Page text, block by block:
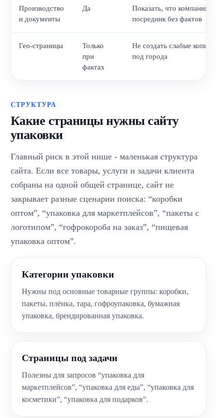
Производство
и документы
Да
Показать, что компания не
посредник без фактов
Гео-страницы
Только
при
фактах
Не создать слабые копии
под города
СТРУКТУРА
Какие страницы нужны сайту
упаковки
Главный риск в этой нише - маленькая структура
сайта. Если все товары, услуги и задачи клиента
собраны на одной общей странице, сайт не
закрывает разные сценарии поиска: “коробки
оптом”, “упаковка для маркетплейсов”, “пакеты с
логотипом”, “гофрокороба на заказ”, “пищевая
упаковка оптом”.
Категории упаковки
Нужны под основные товарные группы: коробки,
пакеты, плёнка, тара, гофроупаковка, бумажная
упаковка, брендированная упаковка.
Страницы под задачи
Полезны для запросов “упаковка для
маркетплейсов”, “упаковка для еды”, “упаковка для
косметики”, “упаковка для подарков”.